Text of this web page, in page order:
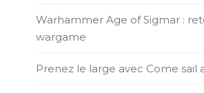
Warhammer Age of Sigmar :
wargame
Prenez le large avec Come sail